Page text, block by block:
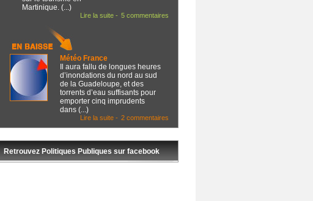
Martinique. (...)
5 commentaires
Lire la suite -
Météo France
Il aura fallu de longues heures
d’inondations du nord au sud
de la Guadeloupe, et des
torrents d’eau suffisants pour
emporter cinq imprudents
dans (...)
2 commentaires
Lire la suite -
Retrouvez Politiques Publiques sur facebook